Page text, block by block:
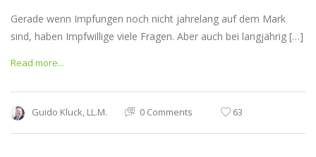
Gerade wenn Impfungen noch nicht jahrelang auf dem Mark
sind, haben Impfwillige viele Fragen. Aber auch bei langjährig […]
Read more...
Guido Kluck, LL.M. 0 Comments 63